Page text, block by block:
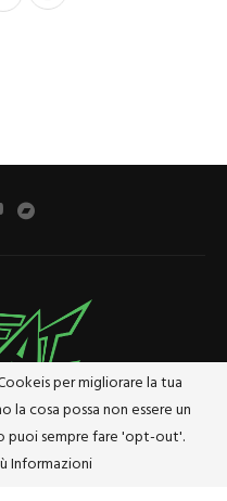
per migliorare la tua
la cosa possa non essere un
puoi sempre fare 'opt-out'.
Informazioni